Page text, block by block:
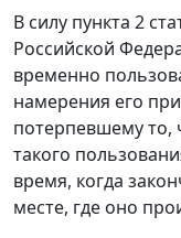
В силу пункта 2
Российской
временно
намерения его
потерпевшему то,
такого
время, когда
месте, где оно